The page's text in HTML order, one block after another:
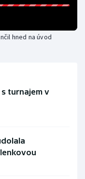
hned na úvod
turnajem v